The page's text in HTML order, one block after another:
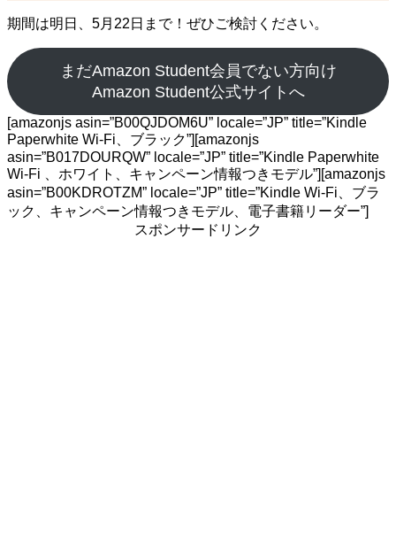
期間は明日、5月22日まで！ぜひご検討ください。
まだAmazon Student会員でない方向け
Amazon Student公式サイトへ
[amazonjs asin=”B00QJDOM6U” locale=”JP” title=”Kindle
Paperwhite Wi-Fi、ブラック”][amazonjs
asin=”B017DOURQW” locale=”JP” title=”Kindle Paperwhite
Wi-Fi 、ホワイト、キャンペーン情報つきモデル”][amazonjs
asin=”B00KDROTZM” locale=”JP” title=”Kindle Wi-Fi、ブラ
ック、キャンペーン情報つきモデル、電子書籍リーダー”]
スポンサードリンク